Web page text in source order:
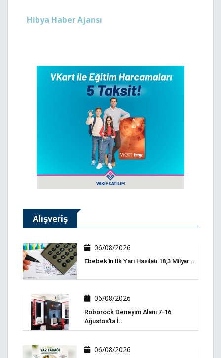
Hibya Haber Ajansı
Alışveriş
06/08/2026
Ebebek'in Ilk Yarı Hasılatı 18,3 Milyar ..
06/08/2026
Roborock Deneyim Alanı 7-16
Ağustos'ta İ..
06/08/2026